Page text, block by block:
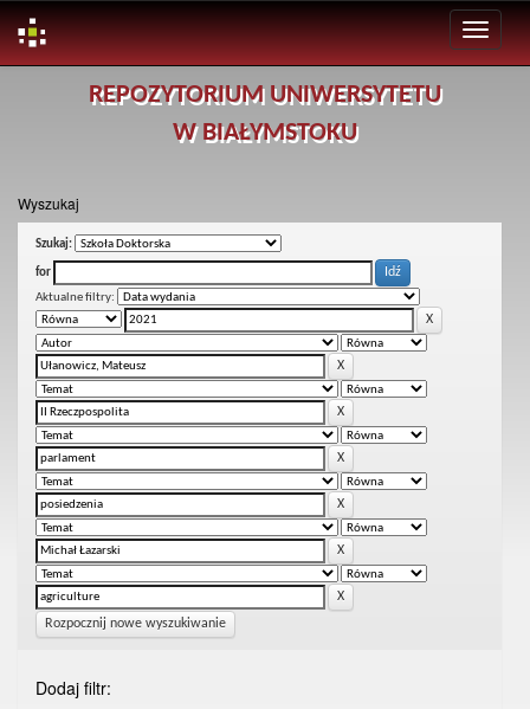
REPOZYTORIUM UNIWERSYTETU
W BIAŁYMSTOKU
Wyszukaj
Szukaj:
for
Aktualne filtry:
Rozpocznij nowe wyszukiwanie
Dodaj filtr: